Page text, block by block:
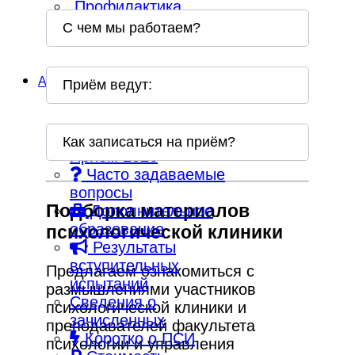
Профилактика
ОРВИ и инфекций
АБИТУРИЕНТУ
Бакалавриат.
Приём 2026
Часто задаваемые
вопросы
Дополнительное
образование
Результаты
вступительных
испытаний
Сведения о
зачисленных
Коротко о ПСИ
С чем мы работаем?
Приём ведут:
Как записаться на приём?
Подборка материалов
психологической клиники
Предлагаем ознакомиться с
размышлениями участников
психологической клиники и
преподавателей факультета
психологии и управления